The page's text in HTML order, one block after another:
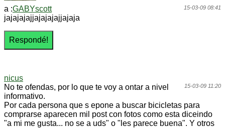
15-03-09 08:41
a :GABYscott
jajajajajjajajajajjajaja
nicus
15-03-09 11:20
No te ofendas, por lo que te voy a ontar a nivel
informativo.
Por cada persona que s epone a buscar bicicletas para
comprarse aparecen mil post con fotos como esta diceindo
"a mi me gusta... no se a uds" o "les parece buena". Y otros